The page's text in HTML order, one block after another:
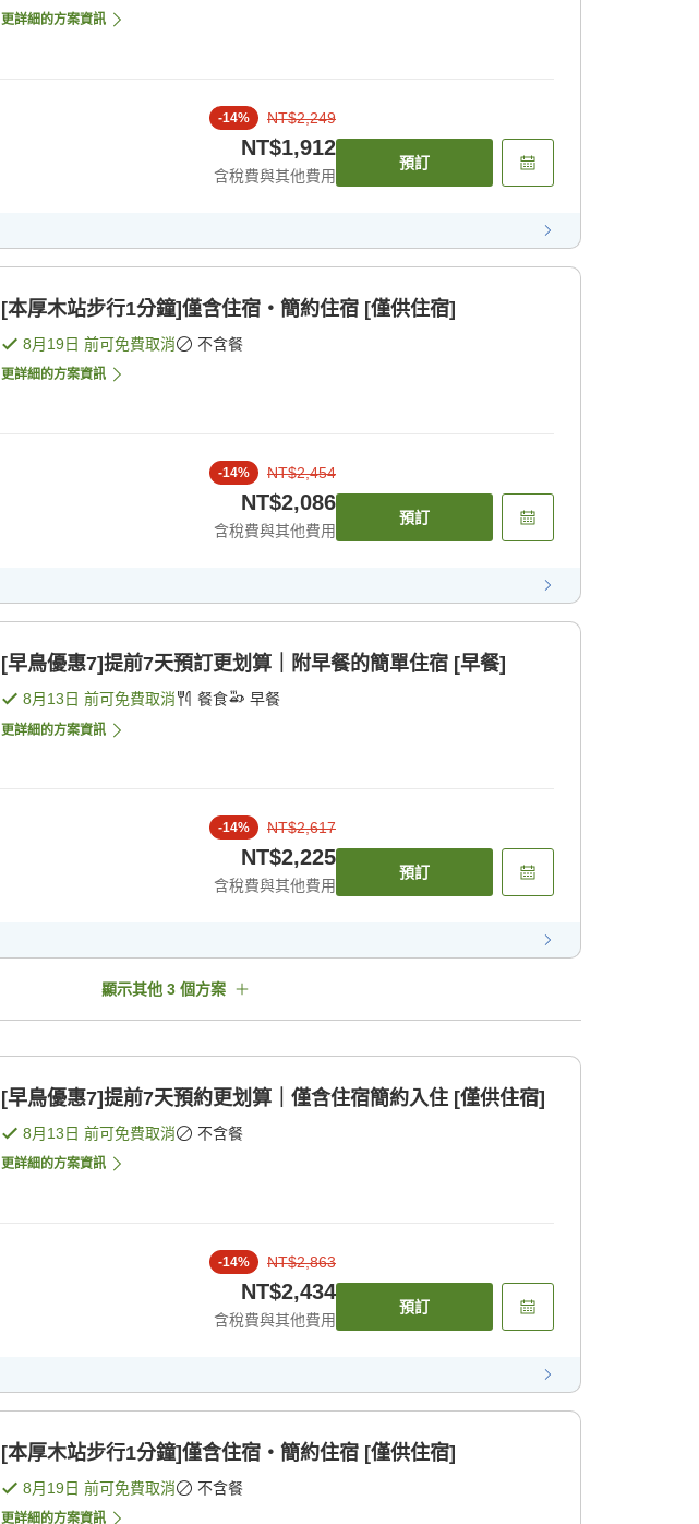
更詳細的方案資訊
-14% NT$2,249
NT$1,912
含稅費與其他費用
預訂
[本厚木站步行1分鐘]僅含住宿・簡約住宿 [僅供住宿]
8月19日 前可免費取消 不含餐
更詳細的方案資訊
-14% NT$2,454
NT$2,086
含稅費與其他費用
預訂
[早鳥優惠7]提前7天預訂更划算｜附早餐的簡單住宿 [早餐]
8月13日 前可免費取消 餐食 早餐
更詳細的方案資訊
-14% NT$2,617
NT$2,225
含稅費與其他費用
預訂
顯示其他 3 個方案
[早鳥優惠7]提前7天預約更划算｜僅含住宿簡約入住 [僅供住宿]
8月13日 前可免費取消 不含餐
更詳細的方案資訊
-14% NT$2,863
NT$2,434
含稅費與其他費用
預訂
[本厚木站步行1分鐘]僅含住宿・簡約住宿 [僅供住宿]
8月19日 前可免費取消 不含餐
更詳細的方案資訊